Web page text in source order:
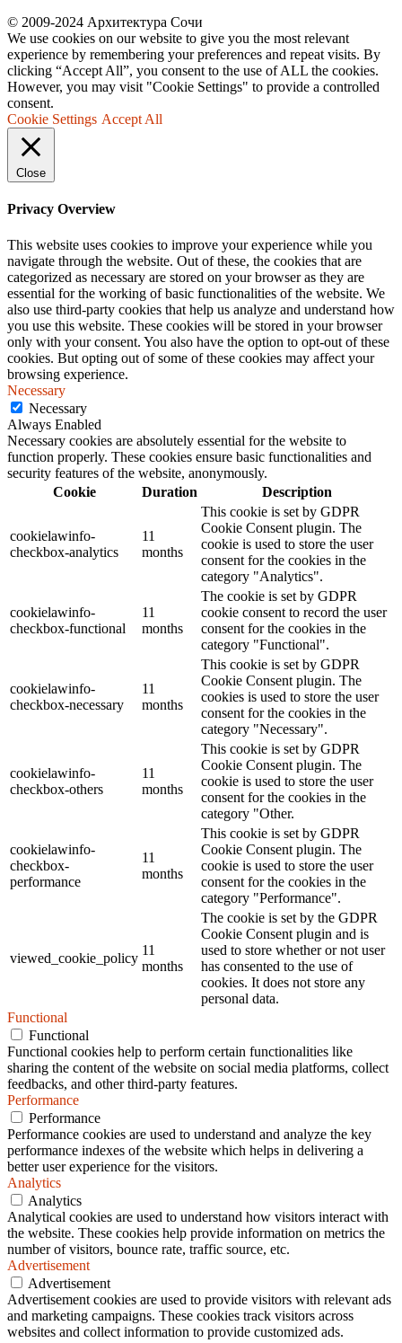
© 2009-2024 Архитектура Сочи
We use cookies on our website to give you the most relevant
experience by remembering your preferences and repeat visits. By
clicking “Accept All”, you consent to the use of ALL the cookies.
However, you may visit "Cookie Settings" to provide a controlled
consent.
Cookie Settings Accept All
Close
Privacy Overview
This website uses cookies to improve your experience while you
navigate through the website. Out of these, the cookies that are
categorized as necessary are stored on your browser as they are
essential for the working of basic functionalities of the website. We
also use third-party cookies that help us analyze and understand how
you use this website. These cookies will be stored in your browser
only with your consent. You also have the option to opt-out of these
cookies. But opting out of some of these cookies may affect your
browsing experience.
Necessary
Necessary
Always Enabled
Necessary cookies are absolutely essential for the website to
function properly. These cookies ensure basic functionalities and
security features of the website, anonymously.
Cookie
Duration Description
cookielawinfo-
checkbox-analytics
11
months
This cookie is set by GDPR
Cookie Consent plugin. The
cookie is used to store the user
consent for the cookies in the
category "Analytics".
cookielawinfo-
checkbox-functional
11
months
The cookie is set by GDPR
cookie consent to record the user
consent for the cookies in the
category "Functional".
cookielawinfo-
checkbox-necessary
11
months
This cookie is set by GDPR
Cookie Consent plugin. The
cookies is used to store the user
consent for the cookies in the
category "Necessary".
cookielawinfo-
checkbox-others
11
months
This cookie is set by GDPR
Cookie Consent plugin. The
cookie is used to store the user
consent for the cookies in the
category "Other.
cookielawinfo-
checkbox-
performance
11
months
This cookie is set by GDPR
Cookie Consent plugin. The
cookie is used to store the user
consent for the cookies in the
category "Performance".
viewed_cookie_policy
11
months
The cookie is set by the GDPR
Cookie Consent plugin and is
used to store whether or not user
has consented to the use of
cookies. It does not store any
personal data.
Functional
Functional
Functional cookies help to perform certain functionalities like
sharing the content of the website on social media platforms, collect
feedbacks, and other third-party features.
Performance
Performance
Performance cookies are used to understand and analyze the key
performance indexes of the website which helps in delivering a
better user experience for the visitors.
Analytics
Analytics
Analytical cookies are used to understand how visitors interact with
the website. These cookies help provide information on metrics the
number of visitors, bounce rate, traffic source, etc.
Advertisement
Advertisement
Advertisement cookies are used to provide visitors with relevant ads
and marketing campaigns. These cookies track visitors across
websites and collect information to provide customized ads.